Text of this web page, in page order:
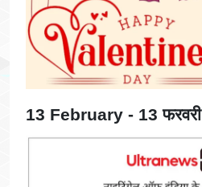
13 February - 13 फरवरी